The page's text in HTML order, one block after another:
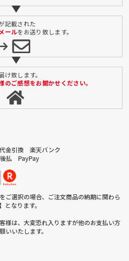
記載された
ールをお送り致します。
け致します。
のご感想をお聞かせください。
金引換 楽天バンク
払 PayPay
ご選択の場合、ご注文商品の納期に関わら
なります。
様は、大変恐れ入りますが他のお支払い方
いいたします。